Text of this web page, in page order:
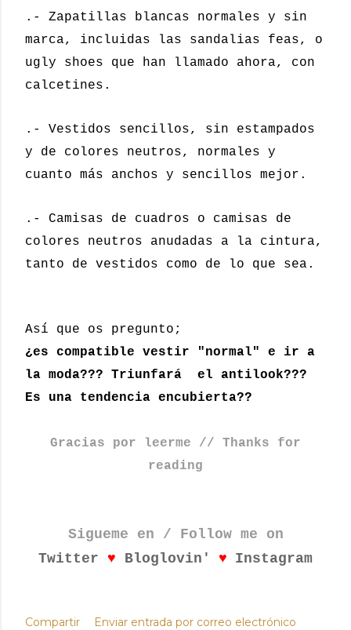
.- Zapatillas blancas normales y sin
marca, incluidas las sandalias feas, o
ugly shoes que han llamado ahora, con
calcetines.
.- Vestidos sencillos, sin estampados
y de colores neutros, normales y
cuanto más anchos y sencillos mejor.
.- Camisas de cuadros o camisas de
colores neutros anudadas a la cintura,
tanto de vestidos como de lo que sea.
Así que os pregunto;
¿es compatible vestir "normal" e ir a
la moda??? Triunfará el antilook???
Es una tendencia encubierta??
Gracias por leerme // Thanks for
reading
Sigueme en / Follow me on
Twitter
♥ Bloglovin' ♥ Instagram
Compartir
Enviar entrada por correo electrónico